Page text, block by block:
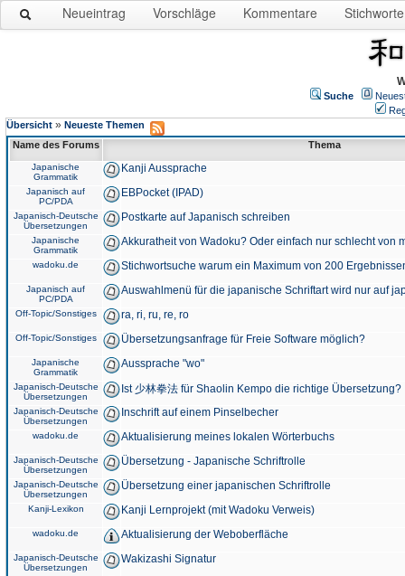
Neueintrag Vorschläge Kommentare Stichworte
Suche
Übersicht » Neueste Themen
Name des Forums
Thema
Japanische
Grammatik
Kanji Aussprache
Japanisch auf
PC/PDA
EBPocket (IPAD)
Japanisch-Deutsche
Übersetzungen
Postkarte auf Japanisch schreiben
Japanische
Grammatik
Akkuratheit von Wadoku? Oder einfach nur schlecht von
wadoku.de Stichwortsuche warum ein Maximum von 200
Japanisch auf
PC/PDA
Auswahlmenü für die japanische Schriftart wird nur auf
Off-Topic/Sonstiges ra, ri, ru, re, ro
Off-Topic/Sonstiges Übersetzungsanfrage für Freie Software möglich?
Japanische
Grammatik
Aussprache "wo"
Japanisch-Deutsche
Übersetzungen
Ist 少林拳法 für Shaolin Kempo die richtige Übersetzung?
Japanisch-Deutsche
Übersetzungen
Inschrift auf einem Pinselbecher
wadoku.de Aktualisierung meines lokalen Wörterbuchs
Japanisch-Deutsche
Übersetzungen
Übersetzung - Japanische Schriftrolle
Japanisch-Deutsche
Übersetzungen
Übersetzung einer japanischen Schriftrolle
Kanji-Lexikon Kanji Lernprojekt (mit Wadoku Verweis)
wadoku.de Aktualisierung der Weboberfläche
Japanisch-Deutsche
Übersetzungen
Wakizashi Signatur